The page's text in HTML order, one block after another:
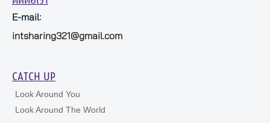
E-mail:
intsharing321@gmail.com
CATCH UP
Look Around You
Look Around The World